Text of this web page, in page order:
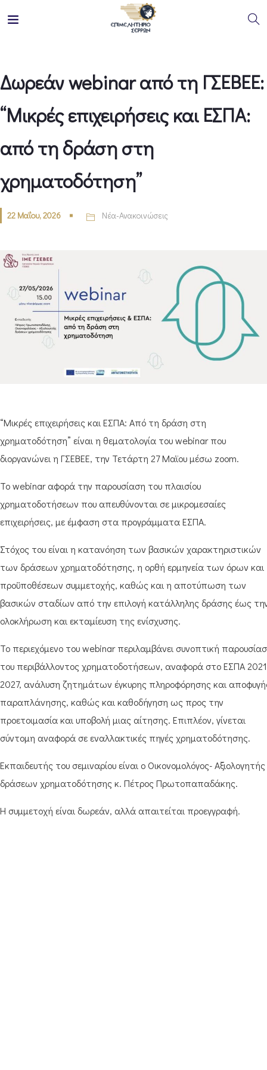
Δωρεάν webinar από τη ΓΣΕΒΕΕ:
“Μικρές επιχειρήσεις και ΕΣΠΑ:
από τη δράση στη
χρηματοδότηση”
22 Μαΐου, 2026 Νέα-Ανακοινώσεις
“Μικρές επιχειρήσεις και ΕΣΠΑ: Από τη δράση στη
χρηματοδότηση” είναι η θεματολογία του webinar που
διοργανώνει η ΓΣΕΒΕΕ, την Τετάρτη 27 Μαϊου μέσω zoom.
Το webinar αφορά την παρουσίαση του πλαισίου
χρηματοδοτήσεων που απευθύνονται σε μικρομεσαίες
επιχειρήσεις, με έμφαση στα προγράμματα ΕΣΠΑ.
Στόχος του είναι η κατανόηση των βασικών χαρακτηριστικών
των δράσεων χρηματοδότησης, η ορθή ερμηνεία των όρων και
προϋποθέσεων συμμετοχής, καθώς και η αποτύπωση των
βασικών σταδίων από την επιλογή κατάλληλης δράσης έως
ολοκλήρωση και εκταμίευση της ενίσχυσης.
Το περιεχόμενο του webinar περιλαμβάνει συνοπτική
του περιβάλλοντος χρηματοδοτήσεων, αναφορά στο ΕΣΠΑ
2027, ανάλυση ζητημάτων έγκυρης πληροφόρησης και
παραπλάνησης, καθώς και καθοδήγηση ως προς την
προετοιμασία και υποβολή μιας αίτησης. Επιπλέον, γίνεται
σύντομη αναφορά σε εναλλακτικές πηγές χρηματοδότησης.
Εκπαιδευτής του σεμιναρίου είναι ο Οικονομολόγος- Αξιολογητής
δράσεων χρηματοδότησης κ. Πέτρος Πρωτοπαπαδάκης.
Η συμμετοχή είναι δωρεάν, αλλά απαιτείται προεγγραφή.